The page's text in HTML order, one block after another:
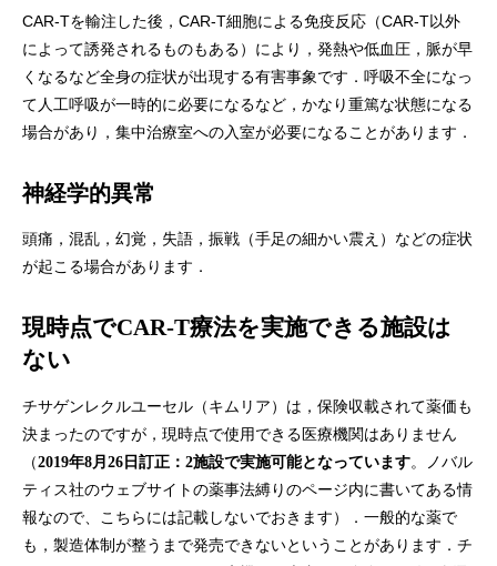
CAR-Tを輸注した後，CAR-T細胞による免疫反応（CAR-T以外
によって誘発されるものもある）により，発熱や低血圧，脈が早
くなるなど全身の症状が出現する有害事象です．呼吸不全になっ
て人工呼吸が一時的に必要になるなど，かなり重篤な状態になる
場合があり，集中治療室への入室が必要になることがあります．
神経学的異常
頭痛，混乱，幻覚，失語，振戦（手足の細かい震え）などの症状
が起こる場合があります．
現時点でCAR-T療法を実施できる施設は
ない
チサゲンレクルユーセル（キムリア）は，保険収載されて薬価も
決まったのですが，現時点で使用できる医療機関はありません
（2019年8月26日訂正：2施設で実施可能となっています。ノバル
ティス社のウェブサイトの薬事法縛りのページ内に書いてある情
報なので、こちらには記載しないでおきます）．一般的な薬で
も，製造体制が整うまで発売できないということがあります．チ